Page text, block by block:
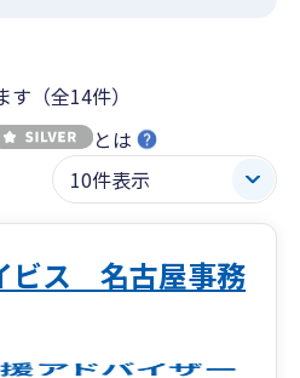
（全14件）
とは
ビス 名古屋事務